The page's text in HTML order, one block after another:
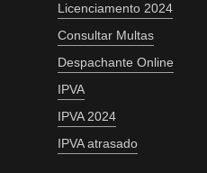
Licenciamento 2024
Consultar Multas
Despachante Online
IPVA
IPVA 2024
IPVA atrasado